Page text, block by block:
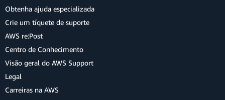
Obtenha ajuda especializada
Crie um tíquete de suporte
AWS re:Post
Centro de Conhecimento
Visão geral do AWS Support
Legal
Carreiras na AWS